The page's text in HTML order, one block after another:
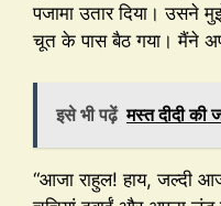
पजामा उतार दिया। उसने
चूत के पास बैठ गया। मैंने
इसे भी पढ़ें मस्त दीदी की
“आजा राहुल! हाय, जल्दी